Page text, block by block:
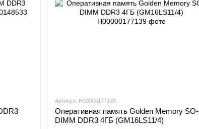
Артикул: H00000177139
Оперативная память Golden Memory SO-
DIMM DDR3 4ГБ (GM16LS11/4)